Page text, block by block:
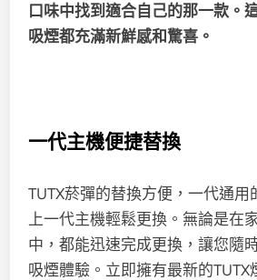
口味中找到適合自己的那一款。
吸煙都充滿新鮮感和驚喜。
一代主機便捷替換
TUTX菸彈的替換方便，一代通用
上一代主機輕鬆更換。無論是在
中，都能迅速完成更換，讓您隨
吸煙體驗。立即擁有最新的TUTX